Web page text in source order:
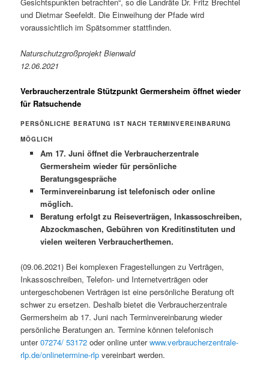
Gesichtspunkten betrachten“, so die Landräte Dr. Fritz Brechtel
und Dietmar Seefeldt. Die Einweihung der Pfade wird
voraussichtlich im Spätsommer stattfinden.
Naturschutzgroßprojekt Bienwald
12.06.2021
Verbraucherzentrale Stützpunkt Germersheim öffnet wieder
für Ratsuchende
PERSÖNLICHE BERATUNG IST NACH TERMINVEREINBARUNG
MÖGLICH
Am 17. Juni öffnet die Verbraucherzentrale
Germersheim wieder für persönliche
Beratungsgespräche
Terminvereinbarung ist telefonisch oder online
möglich.
Beratung erfolgt zu Reiseverträgen, Inkassoschreiben,
Abzockmaschen, Gebühren von Kreditinstituten und
vielen weiteren Verbraucherthemen.
(09.06.2021) Bei komplexen Fragestellungen zu Verträgen,
Inkassoschreiben, Telefon- und Internetverträgen oder
untergeschobenen Verträgen ist eine persönliche Beratung oft
schwer zu ersetzen. Deshalb bietet die Verbraucherzentrale
Germersheim ab 17. Juni nach Terminvereinbarung wieder
persönliche Beratungen an. Termine können telefonisch
unter07274/ 53172 oder online unterwww.verbraucherzentrale-
rlp.de/onlinetermine-rlp vereinbart werden.